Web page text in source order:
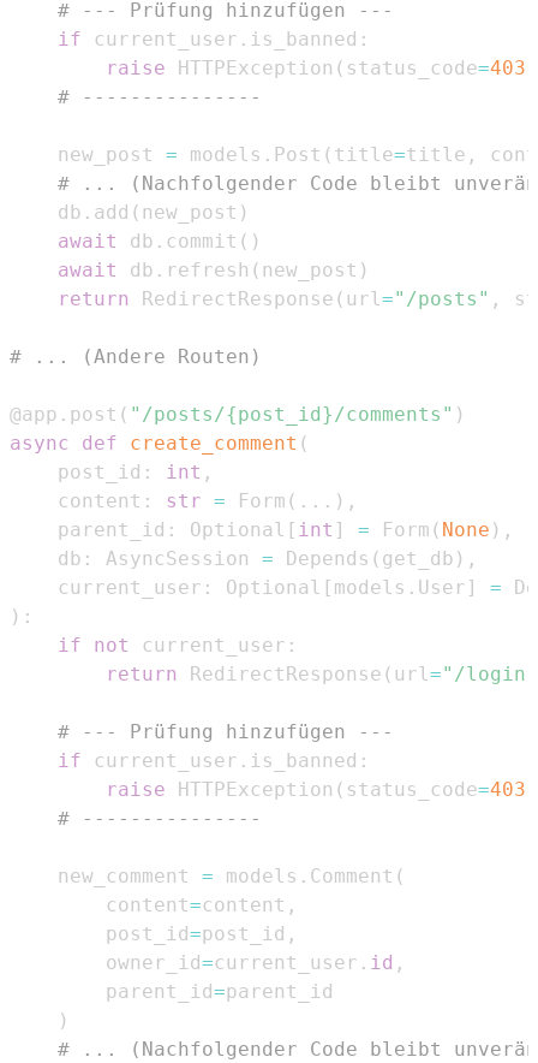
# --- Prüfung hinzufügen ---
if current_user . is_banned :
raise HTTPException ( status_code=403
# ---------------
    new_post
= models . Post ( title=title ,
# ... (Nachfolgender Code bleibt
    db
. add ( new_post )
await
db . commit ( )
await
db . refresh ( new_post )
return
RedirectResponse ( url="/posts" ,
# ... (Andere Routen)
@app . post ( "/posts/{post_id}/comments" )
async
def create_comment (
    post_id
: int ,
    content
: str = Form ( . . . ) ,
    parent_id
: Optional [ int ] = Form ( None ) ,
    db
: AsyncSession = Depends ( get_db ) ,
    current_user
: Optional [ models . User ] =
) :
if
not current_user :
return
RedirectResponse ( url="/login"
# --- Prüfung hinzufügen ---
if current_user . is_banned :
raise HTTPException ( status_code=403
# ---------------
    new_comment
= models . Comment (
        content
=content ,
        post_id
=post_id ,
        owner_id
=current_user . id ,
        parent_id
=
)
# ... (Nachfolgender Code bleibt